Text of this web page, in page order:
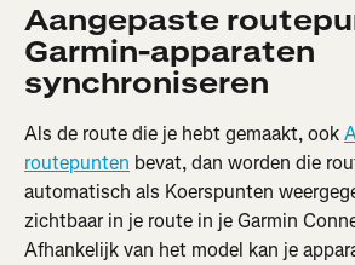
Aangepaste
Garmin-apparaten
synchroniseren
Als de route die je hebt gemaakt, ook
routepunten bevat, dan worden die
automatisch als Koerspunten
zichtbaar in je route in je Garmin
Afhankelijk van het model kan je